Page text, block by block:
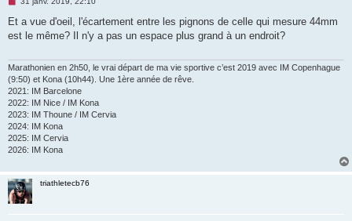
s
a
n
o
l
u
Et a vue d'oeil, l'écartement entre les pignons de celle qui mesure 44mm
est le même? Il n'y a pas un espace plus grand à un endroit?
Marathonien en 2h50, le vrai départ de ma vie sportive c’est 2019 avec IM Copenhague
(9:50) et Kona (10h44). Une 1ère année de rêve.
2021: IM Barcelone
2022: IM Nice / IM Kona
2023: IM Thoune / IM Cervia
2024: IM Kona
2025: IM Cervia
2026: IM Kona
triathletecb76